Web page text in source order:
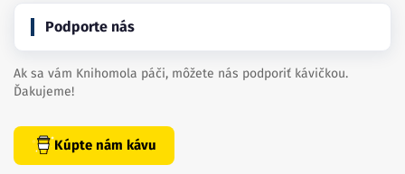
Podporte nás
Ak sa vám Knihomola páči, môžete nás podporiť kávičkou.
Ďakujeme!
Kúpte nám kávu